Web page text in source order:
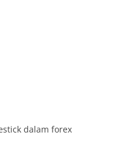
dalam forex